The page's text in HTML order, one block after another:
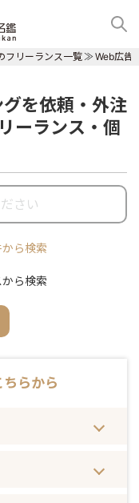
フリーランス一覧 Web広告
を依頼・外注
ーランス・個
ら検索
ら検索
ちらから